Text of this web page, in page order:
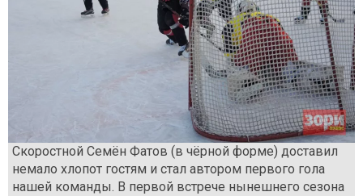
Скоростной Семён Фатов (в чёрной форме) доставил
немало хлопот гостям и стал автором первого гола
нашей команды. В первой встрече нынешнего сезона